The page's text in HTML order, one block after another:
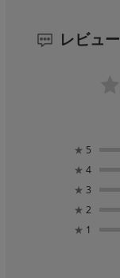
レビュー
★ 5
★ 4
★ 3
★ 2
★ 1